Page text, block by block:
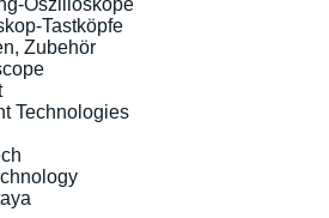
Oszilloskope
Tastköpfe
Zubehör
Technologies